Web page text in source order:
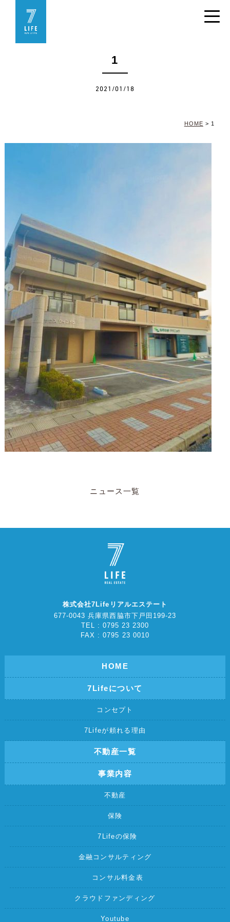
1
2021/01/18
HOME > 1
ニュース一覧
株式会社7Lifeリアルエステート
677-0043 兵庫県西脇市下戸田199-23
TEL : 0795 23 2300
FAX : 0795 23 0010
HOME
7Lifeについて
コンセプト
7Lifeが頼れる理由
不動産一覧
事業内容
不動産
保険
7Lifeの保険
金融コンサルティング
コンサル料金表
クラウドファンディング
Youtube